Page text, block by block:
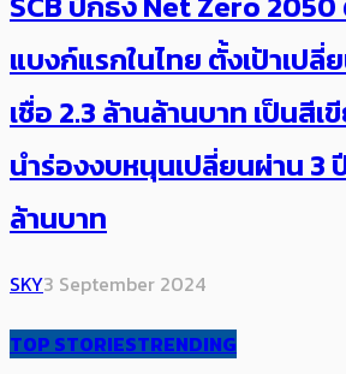
แบงก์แรกในไทย​ ตั้งเป้าเป
เชื่อ 2.3 ล้านล้านบาท เป็นสี
นำร่องงบหนุนเปลี่ยนผ่าน 3
ล้านบาท
SKY3 September 2024
TOP STORIESTRENDING